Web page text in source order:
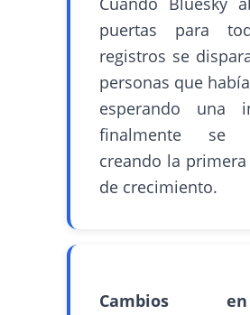
puertas para
registros se
personas que
esperando una
finalmente se
creando la
de crecimiento.
Cambios